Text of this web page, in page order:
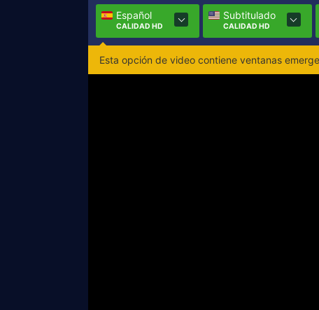
Español
CALIDAD HD
Subtitulado
CALIDAD HD
Esta opción de video contiene ventanas